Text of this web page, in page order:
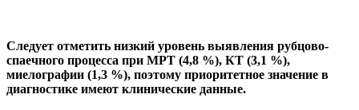
Следует отметить низкий уровень выявления рубцово-
спаечного процесса при МРТ (4,8 %), КТ (3,1 %),
миелографии (1,3 %), поэтому приоритетное значение в
диагностике имеют клинические данные.